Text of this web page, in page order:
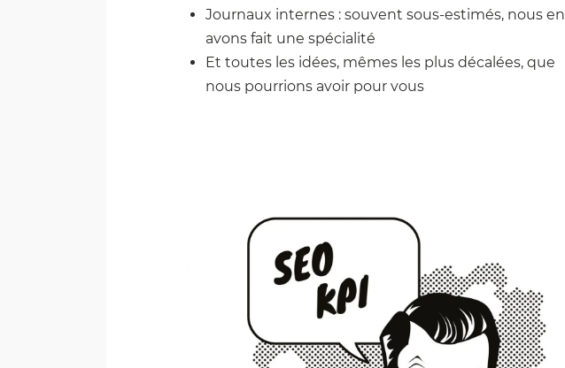
Journaux internes : souvent sous-estimés, nous en
avons fait une spécialité
Et toutes les idées, mêmes les plus décalées, que
nous pourrions avoir pour vous